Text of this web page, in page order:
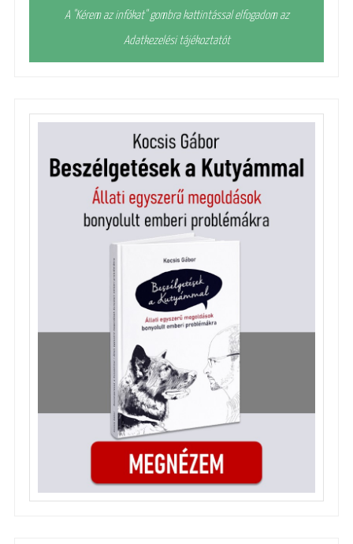
A "Kérem az infókat" gombra kattintással elfogadom az
Adatkezelési tájékoztatót